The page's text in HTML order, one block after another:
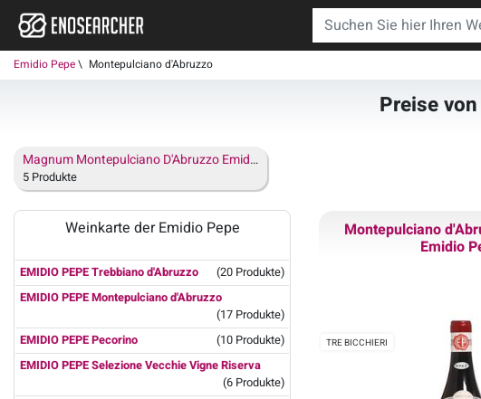
Emidio Pepe Montepulciano d'Abruzzo
Preise
Magnum Montepulciano D'Abruzzo Emidio Pepe
5 Produkte
Montepulciano
Emidio
TRE BICCHIERI
Weinkarte der Emidio Pepe
EMIDIO PEPE Trebbiano d'Abruzzo
(20 Produkte)
EMIDIO PEPE Montepulciano d'Abruzzo
(17 Produkte)
EMIDIO PEPE Pecorino
(10 Produkte)
EMIDIO PEPE Selezione Vecchie Vigne Riserva
(6 Produkte)